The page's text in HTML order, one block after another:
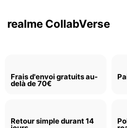
realme CollabVerse
Frais d'envoi gratuits au-
delà de 70€
Retour simple durant 14